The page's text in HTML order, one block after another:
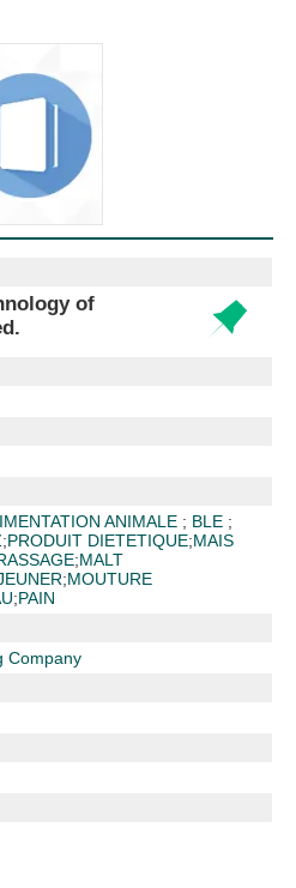
of
ANIMALE ; BLE ;
;PRODUIT DIETETIQUE;MAIS
;MALT
;MOUTURE
;PAIN
Company